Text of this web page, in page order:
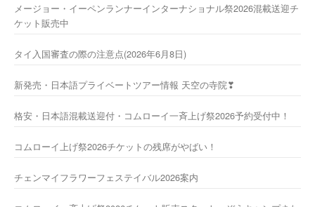
メージョー・イーペンランナーインターナショナル祭2026混載送迎チ
ケット販売中
タイ入国審査の際の注意点(2026年6月8日)
新発売・日本語プライベートツアー情報 天空の寺院❣
格安・日本語混載送迎付・コムローイ一斉上げ祭2026予約受付中！
コムローイ上げ祭2026チケットの残席がやばい！
チェンマイフラワーフェステイバル2026案内